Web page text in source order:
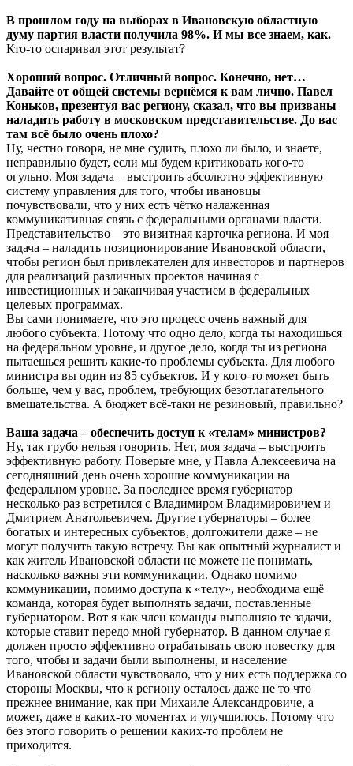
В прошлом году на выборах в Ивановскую областную
думу партия власти получила 98%. И мы все знаем, как.
Кто-то оспаривал этот результат?
Хороший вопрос. Отличный вопрос. Конечно, нет…
Давайте от общей системы вернёмся к вам лично. Павел
Коньков, презентуя вас региону, сказал, что вы призваны
наладить работу в московском представительстве. До вас
там всё было очень плохо?
Ну, честно говоря, не мне судить, плохо ли было, и знаете,
неправильно будет, если мы будем критиковать кого-то
огульно. Моя задача – выстроить абсолютно эффективную
систему управления для того, чтобы ивановцы
почувствовали, что у них есть чётко налаженная
коммуникативная связь с федеральными органами власти.
Представительство – это визитная карточка региона. И моя
задача – наладить позиционирование Ивановской области,
чтобы регион был привлекателен для инвесторов и партнеров
для реализаций различных проектов начиная с
инвестиционных и заканчивая участием в федеральных
целевых программах.
Вы сами понимаете, что это процесс очень важный для
любого субъекта. Потому что одно дело, когда ты находишься
на федеральном уровне, и другое дело, когда ты из региона
пытаешься решить какие-то проблемы субъекта. Для любого
министра вы один из 85 субъектов. И у кого-то может быть
больше, чем у вас, проблем, требующих безотлагательного
вмешательства. А бюджет всё-таки не резиновый, правильно?
Ваша задача – обеспечить доступ к «телам» министров?
Ну, так грубо нельзя говорить. Нет, моя задача – выстроить
эффективную работу. Поверьте мне, у Павла Алексеевича на
сегодняшний день очень хорошие коммуникации на
федеральном уровне. За последнее время губернатор
несколько раз встретился с Владимиром Владимировичем и
Дмитрием Анатольевичем. Другие губернаторы – более
богатых и интересных субъектов, долгожители даже – не
могут получить такую встречу. Вы как опытный журналист и
как житель Ивановской области не можете не понимать,
насколько важны эти коммуникации. Однако помимо
коммуникации, помимо доступа к «телу», необходима ещё
команда, которая будет выполнять задачи, поставленные
губернатором. Вот я как член команды выполняю те задачи,
которые ставит передо мной губернатор. В данном случае я
должен просто эффективно отрабатывать свою повестку для
того, чтобы и задачи были выполнены, и население
Ивановской области чувствовало, что у них есть поддержка со
стороны Москвы, что к региону осталось даже не то что
прежнее внимание, как при Михаиле Александровиче, а
может, даже в каких-то моментах и улучшилось. Потому что
без этого говорить о решении каких-то проблем не
приходится.